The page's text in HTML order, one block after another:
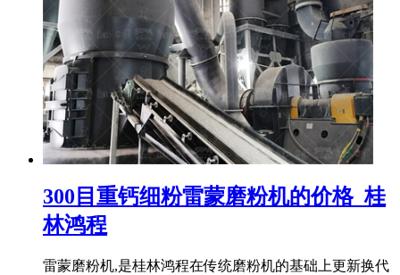
300目重钙细粉雷蒙磨粉机的价格_桂
林鸿程
雷蒙磨粉机,是桂林鸿程在传统磨粉机的基础上更新换代